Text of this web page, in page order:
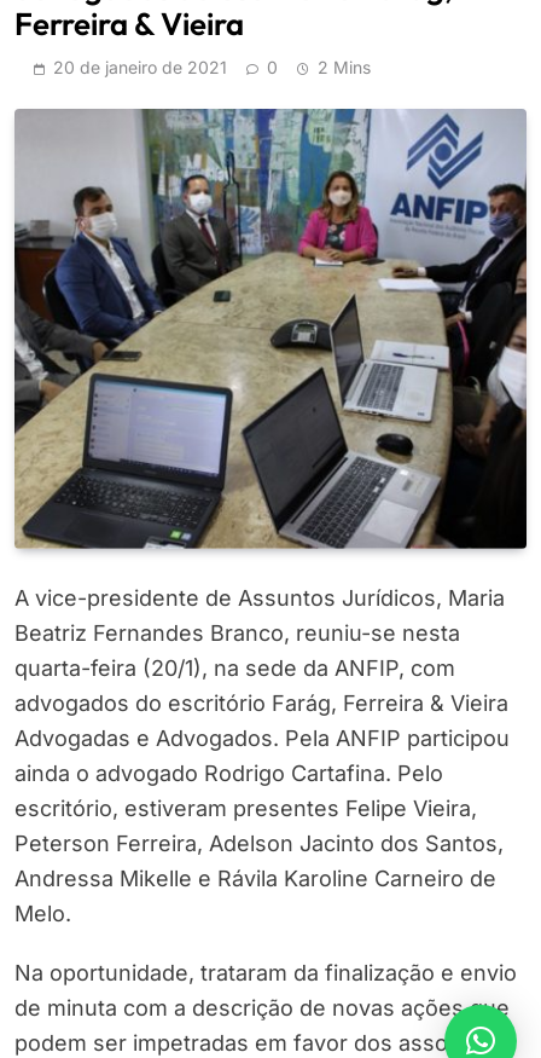
Ferreira & Vieira
20 de janeiro de 2021 0 2 Mins
A vice-presidente de Assuntos Jurídicos, Maria
Beatriz Fernandes Branco, reuniu-se nesta
quarta-feira (20/1), na sede da ANFIP, com
advogados do escritório Farág, Ferreira & Vieira
Advogadas e Advogados. Pela ANFIP participou
ainda o advogado Rodrigo Cartafina. Pelo
escritório, estiveram presentes Felipe Vieira,
Peterson Ferreira, Adelson Jacinto dos Santos,
Andressa Mikelle e Rávila Karoline Carneiro de
Melo.
Na oportunidade, trataram da finalização e envio
de minuta com a descrição de novas ações que
podem ser impetradas em favor dos associados